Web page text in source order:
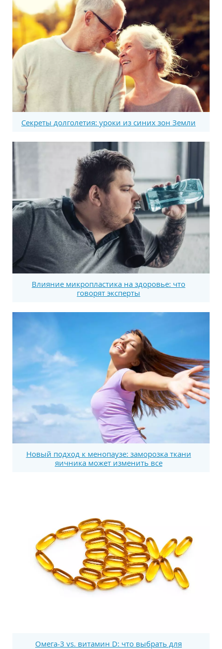
Секреты долголетия: уроки из синих зон Земли
Влияние микропластика на здоровье: что
говорят эксперты
Новый подход к менопаузе: заморозка ткани
яичника может изменить все
Омега-3 vs. витамин D: что выбрать для